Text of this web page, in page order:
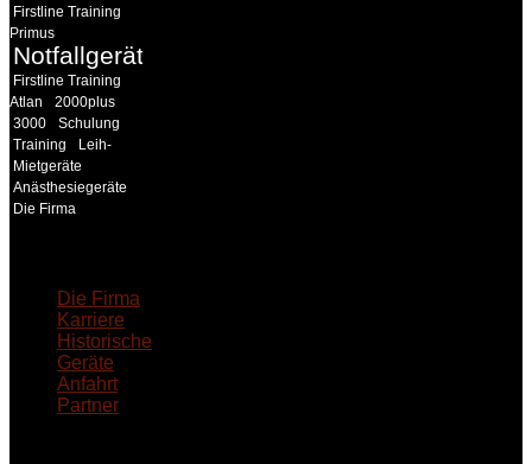
Firstline Training
Primus
Notfallgeräte
Firstline Training
Atlan
2000plus
3000
Schulung
Training
Leih-
Mietgeräte
Anästhesiegeräte
Die Firma
Die Firma
Karriere
Historische
Geräte
Anfahrt
Partner